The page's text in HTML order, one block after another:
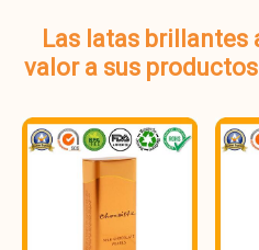
Las latas brillantes
valor a sus